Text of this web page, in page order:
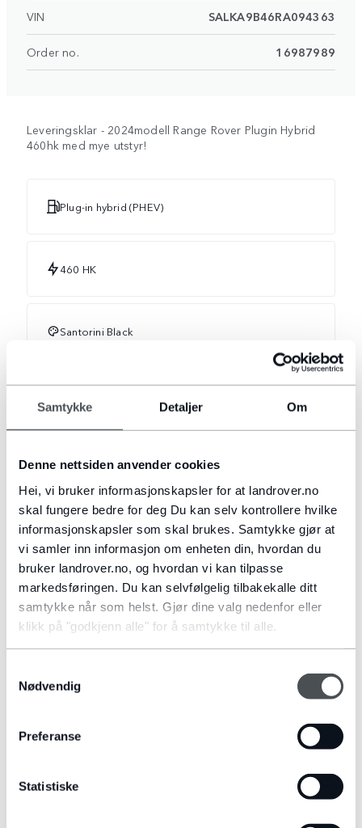
Samtykke Detaljer Om
Denne nettsiden anvender cookies
Hei, vi bruker informasjonskapsler for at landrover.no
skal fungere bedre for deg Du kan selv kontrollere hvilke
informasjonskapsler som skal brukes. Samtykke gjør at
vi samler inn informasjon om enheten din, hvordan du
bruker landrover.no, og hvordan vi kan tilpasse
markedsføringen. Du kan selvfølgelig tilbakekalle ditt
samtykke når som helst. Gjør dine valg nedenfor eller
klikk på "godkjenn alle" for å samtykke til alle.
Nødvendig
Preferanse
Statistiske
VIN SALKA9B46RA094363
Order no. 16987989
Leveringsklar - 2024modell Range Rover Plugin Hybrid
460hk med mye utstyr!
Plug-in hybrid (PHEV)
460 HK
Santorini Black
Ebony interior
5 seter
UTSTYR
Standard
BETALINGSALTERNATIVER